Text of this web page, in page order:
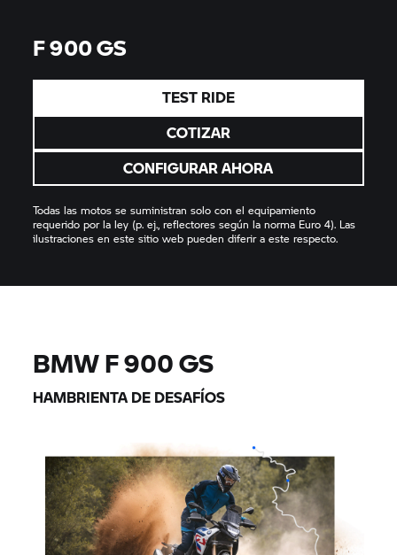
F 900 GS
TEST RIDE
COTIZAR
CONFIGURAR AHORA
Todas las motos se suministran solo con el equipamiento
requerido por la ley (p. ej., reflectores según la norma Euro 4). Las
ilustraciones en este sitio web pueden diferir a este respecto.
BMW F 900 GS
HAMBRIENTA DE DESAFÍOS